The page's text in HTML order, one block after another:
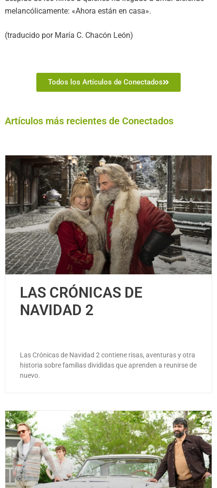
melancólicamente: «Ahora están en casa».
(traducido por María C. Chacón León)
Todos los Artículos de Conectados
Artículos más recientes de Conectados
LAS CRÓNICAS DE
NAVIDAD 2
Las Crónicas de Navidad 2 contiene risas, aventuras y otra
historia sobre familias divididas que aprenden a reunirse de
nuevo.